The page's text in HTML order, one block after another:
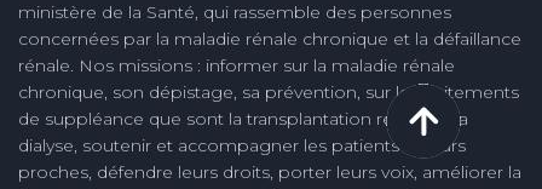
ministère de la Santé, qui rassemble des personnes
concernées par la maladie rénale chronique et la défaillance
rénale. Nos missions : informer sur la maladie rénale
chronique, son dépistage, sa prévention, sur les traitements
de suppléance que sont la transplantation rénale et la
dialyse, soutenir et accompagner les patients et leurs
proches, défendre leurs droits, porter leurs voix, améliorer la